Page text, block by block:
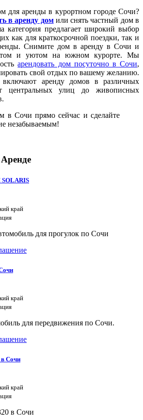
для аренды в курортном городе Сочи?
в аренду домили снять частный дом в
категория предлагает широкий выбор
как для краткосрочной поездки, так и
Снимите дом в аренду в Сочи и
и уютом на южном курорте. Мы
арендовать дом посуточно в Сочи,
свой отдых по вашему желанию.
аренду домов в различных
центральных улиц до живописных
в Сочи прямо сейчас и сделайте
незабываемым!
SOLARIS
край
для прогулок по Сочи
край
для передвижения по Сочи.
Сочи
край
в Сочи